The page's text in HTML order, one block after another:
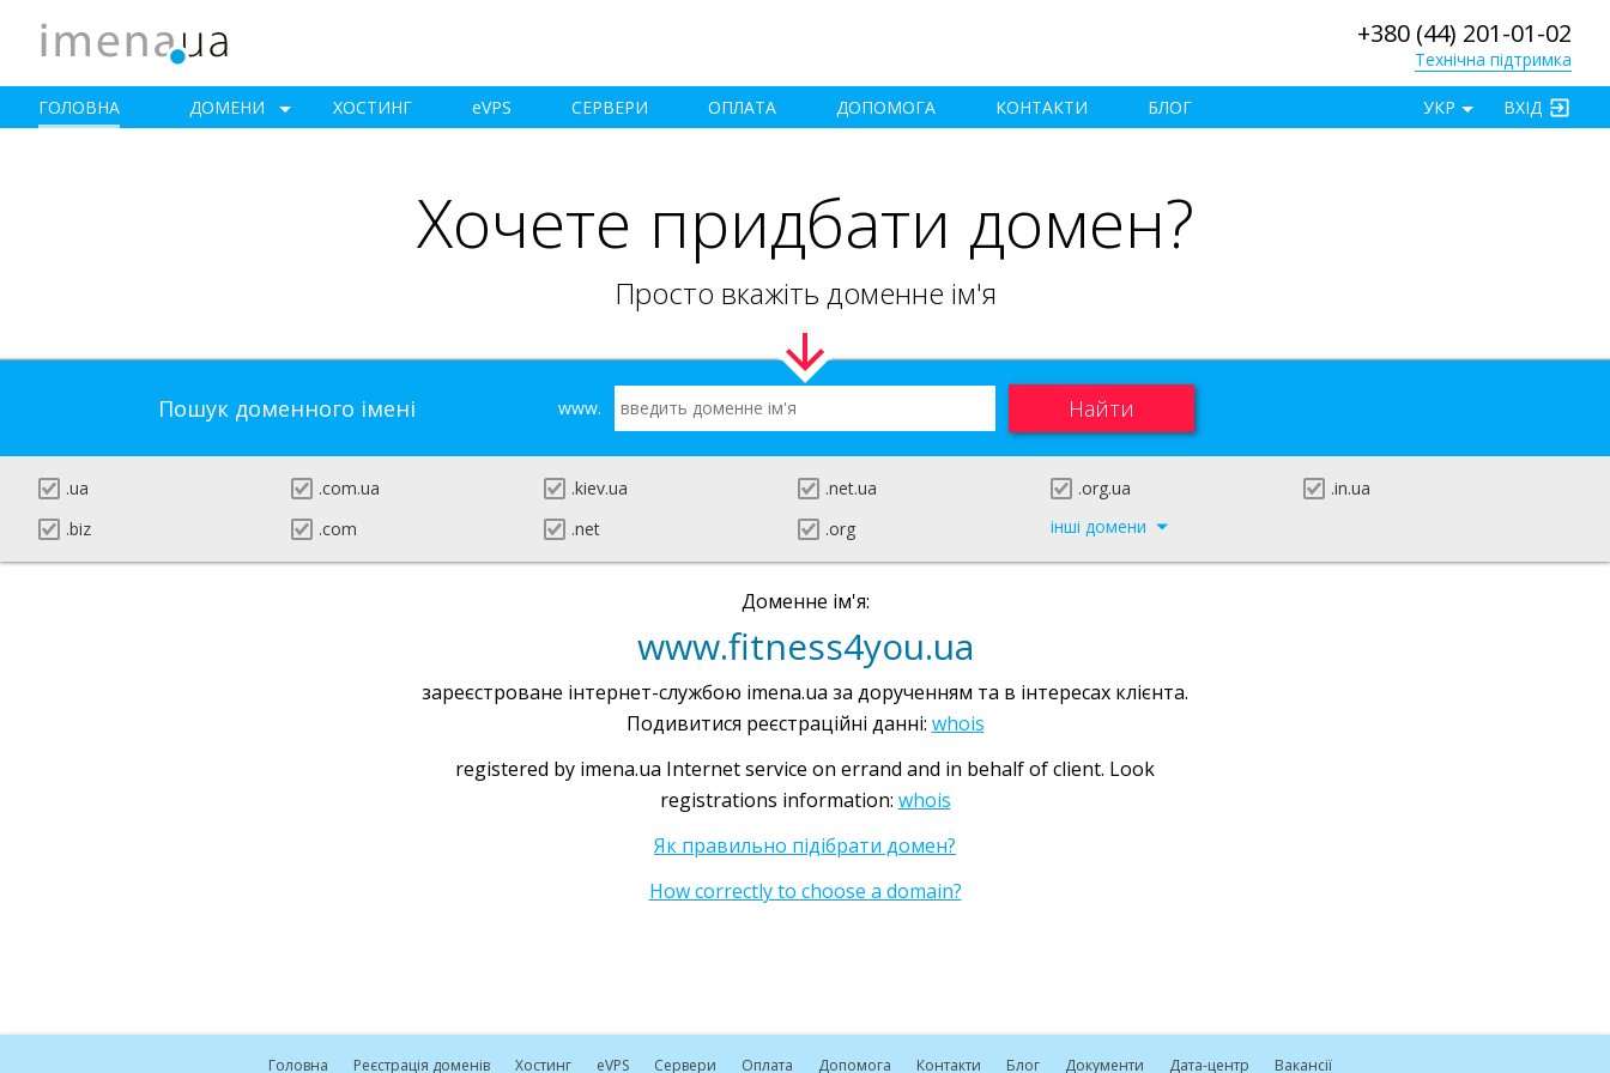
+380 (44) 201-01-02
Технічна підтримка
ГОЛОВНА ДОМЕНИ ХОСТИНГ eVPS СЕРВЕРИ ОПЛАТА ДОПОМОГА КОНТАКТИ БЛОГ ВХІД
УКР
Хочете придбати домен?
Просто вкажіть доменне ім'я
Пошук доменного імені www.
.ua .com.ua .kiev.ua .net.ua .org.ua
.in.ua
.biz
.com .net .org інші домени
Доменне ім'я:
www.fitness4you.ua
зареєстроване інтернет-службою imena.ua за дорученням та в інтересах клієнта.
Подивитися реєстраційні данні: whois
registered by imena.ua Internet service on errand and in behalf of client. Look
registrations information: whois
Як правильно підібрати домен?
How correctly to choose a domain?
Головна Реєстрація доменів Хостинг eVPS Сервери Оплата Допомога Контакти Блог Документи Дата-центр Вакансії